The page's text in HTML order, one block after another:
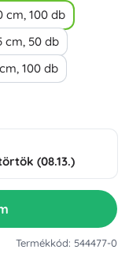
cm, 100 db
cm, 50 db
100 db
(08.13.)
Termékkód: 544477-0